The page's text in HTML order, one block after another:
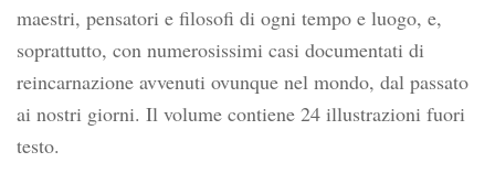
maestri, pensatori e filosofi di ogni tempo e luogo, e,
soprattutto, con numerosissimi casi documentati di
reincarnazione avvenuti ovunque nel mondo, dal passato
ai nostri giorni. Il volume contiene 24 illustrazioni fuori
testo.